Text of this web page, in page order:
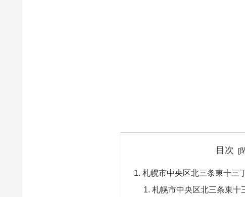
目次
札幌市中央区北三条東十三
札幌市中央区北三条東十